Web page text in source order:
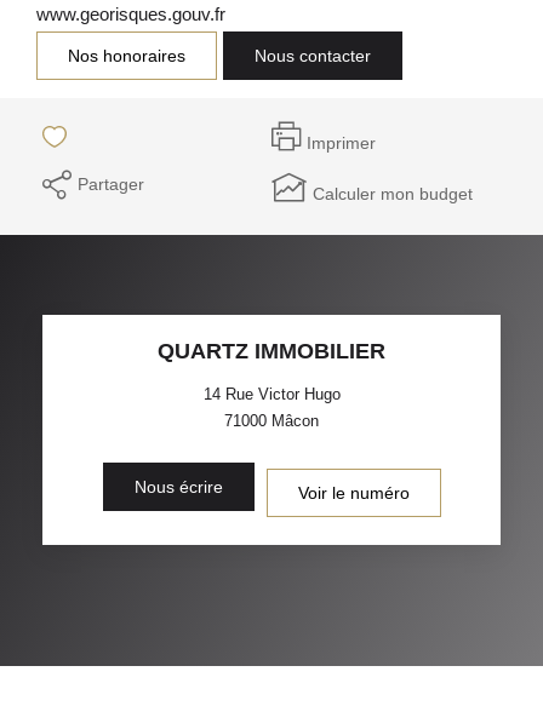
www.georisques.gouv.fr
Nos honoraires Nous contacter
Imprimer
Partager Calculer mon budget
QUARTZ IMMOBILIER
14 Rue Victor Hugo
71000 Mâcon
Nous écrire Voir le numéro